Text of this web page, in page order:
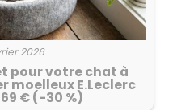
2026
pour votre chat à
moelleux E.Leclerc
€ (-30 %)